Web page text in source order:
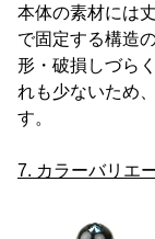
本体の素材には
で固定する構造
形・破損しづら
れも少ないため
す。
7. カラーバリエ